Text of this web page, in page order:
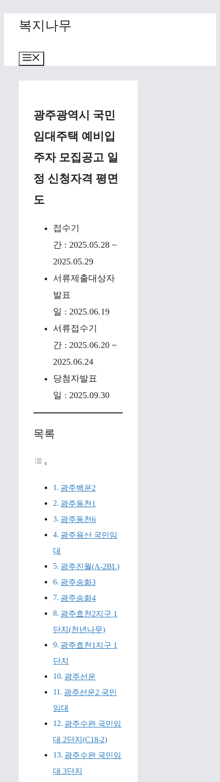
content
복지나무
광주광역시 국민
임대주택 예비입
주자 모집공고 일
정 신청자격 평면
도
접수기
간 : 2025.05.28 ~
2025.05.29
서류제출대상자
발표
일 : 2025.06.19
서류접수기
간 : 2025.06.20 ~
2025.06.24
당첨자발표
일 : 2025.09.30
목록
광주백운2
광주동천1
광주동천6
광주용산 국민임
대
광주진월(A-2BL)
광주송화3
광주송화4
광주효천2지구 1
단지(천년나무)
광주효천1지구 1
단지
광주선운
광주선운2 국민
임대
광주수완 국민임
대 2단지(C18-2)
광주수완 국민임
대 3단지